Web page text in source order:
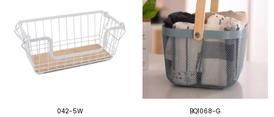
042-5W BQ1068-G